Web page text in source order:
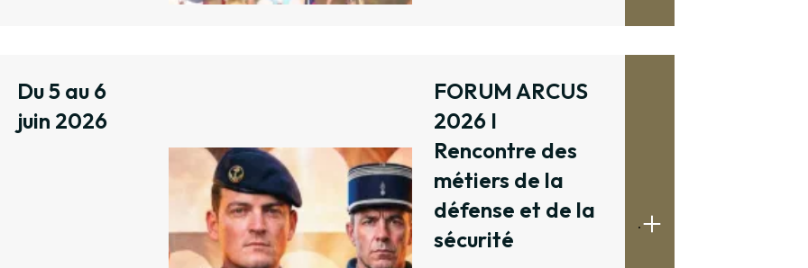
Du 5 au 6
juin 2026
FORUM ARCUS
2026 I
Rencontre des
métiers de la
défense et de la
sécurité
.